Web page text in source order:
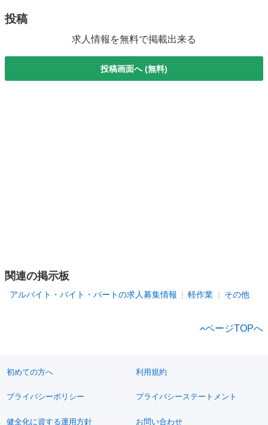
投稿
求人情報を無料で掲載出来る
投稿画面へ (無料)
関連の掲示板
アルバイト・バイト・パートの求人募集情報 軽作業 その他
ページTOPへ
初めての方へ 利用規約
プライバシーポリシー プライバシーステートメント
健全化に資する運用方針 お問い合わせ